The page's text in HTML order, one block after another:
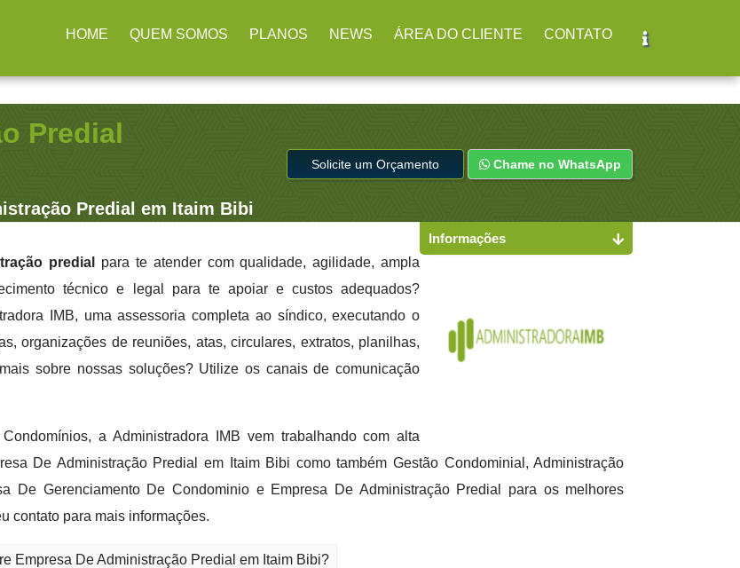
Predial
Predial em Itaim Bibi
Solicite um Orçamento Chame no WhatsApp
predial
para te atender com qualidade, agilidade, ampla
técnico e legal para te apoiar e custos adequados?
IMB, uma assessoria completa ao síndico, executando o
organizações de reuniões, atas, circulares, extratos, planilhas,
sobre nossas soluções? Utilize os canais de comunicação
a Administradora IMB vem trabalhando com alta
De Administração Predial em Itaim Bibi como também Gestão Condominial, Administração
De Gerenciamento De Condominio e Empresa De Administração Predial para os melhores
contato para mais informações.
Empresa De Administração Predial em Itaim Bibi?
Informações